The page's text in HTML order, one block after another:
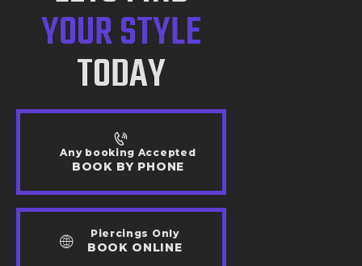
YOUR STYLE
TODAY
Any booking Accepted
BOOK BY PHONE
Piercings Only
BOOK ONLINE